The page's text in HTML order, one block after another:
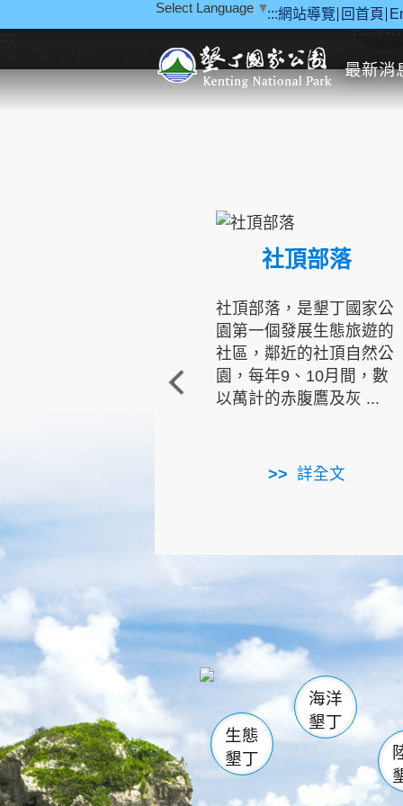
:::網站導覽 回首頁
Select Language ▼
最新消
::: 教育
社頂部落
社頂部落，是墾丁國家公
園第一個發展生態旅遊的
社區，鄰近的社頂自然公
園，每年9、10月間，數
以萬計的赤腹鷹及灰 ...
詳全文
龜山 海生館
恆春
龍鑾潭自
瓊麻館
關山
白砂
生態
墾丁
海洋
墾丁